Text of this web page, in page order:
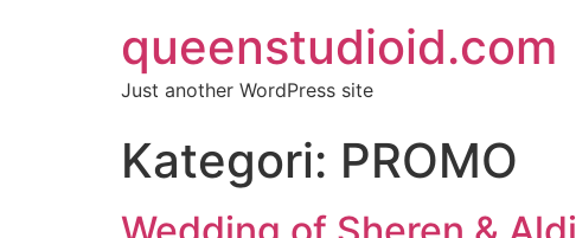
queenstudioid.com
Just another WordPress site
Kategori: PROMO